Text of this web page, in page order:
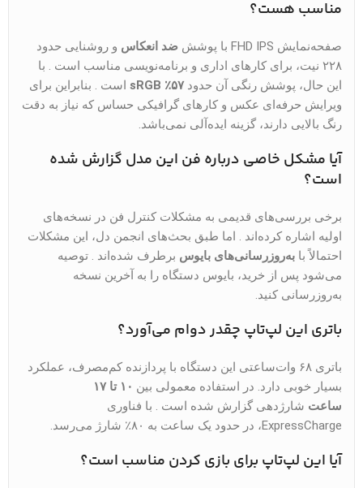
مناسب هست؟
صفحه‌نمایش FHD IPS با پوشش ضد انعکاس و روشنایی حدود
۲۲۸ نیت، برای کارهای اداری و برنامه‌نویسی مناسب است . با
این حال، پوشش رنگی آن حدود ۵۷٪ sRGB
است . بنابراین برای
ویرایش حرفه‌ای عکس و کارهای گرافیکی حساس که نیاز به دقت
رنگ بالایی دارند، گزینه ایده‌آلی نمی‌باشد.
آیا مشکل خاصی درباره فن این مدل گزارش شده
است؟
برخی بررسی‌های قدیمی به مشکلات کنترل فن در نسخه‌های
اولیه اشاره کرده‌اند . اما طبق بحث‌های انجمن دل، این مشکلات
احتمالاً با به‌روزرسانی‌های بایوس برطرف شده‌اند . توصیه
می‌شود پس از خرید، بایوس دستگاه را به آخرین نسخه
به‌روزرسانی کنید.
باتری این لپ‌تاپ چقدر دوام می‌آورد؟
باتری ۶۸ وات‌ساعتی این دستگاه با پردازنده کم‌مصرف، عملکرد
بسیار خوبی دارد. در استفاده معمولی بین
۱۰ تا ۱۷
ساعت شارژدهی گزارش شده است . با فناوری
ExpressCharge، در حدود یک ساعت به ۸۰٪ شارژ می‌رسد.
آیا این لپ‌تاپ برای بازی کردن مناسب است؟